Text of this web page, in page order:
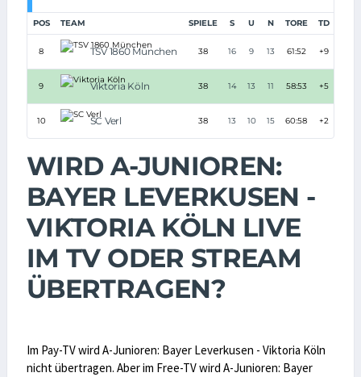
POS TEAM SPIELE S U N TORE TD
8 TSV 1860 München 38 16 9 13 61:52 +9
9 Viktoria Köln 38 14 13 11 58:53 +5
10 SC Verl 38 13 10 15 60:58 +2
WIRD A-JUNIOREN:
BAYER LEVERKUSEN -
VIKTORIA KÖLN LIVE
IM TV ODER STREAM
ÜBERTRAGEN?
Im Pay-TV wird A-Junioren: Bayer Leverkusen - Viktoria Köln
nicht übertragen. Aber im Free-TV wird A-Junioren: Bayer